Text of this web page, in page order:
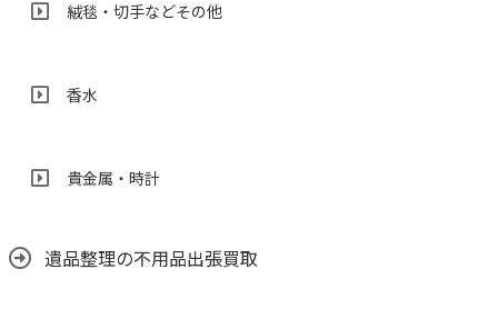
絨毯・切手などその他
香水
貴金属・時計
遺品整理の不用品出張買取